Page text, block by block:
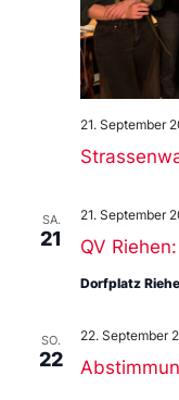
21. September
SA.
21 QV
21. September
Dorfplatz
SO.
22
22. September